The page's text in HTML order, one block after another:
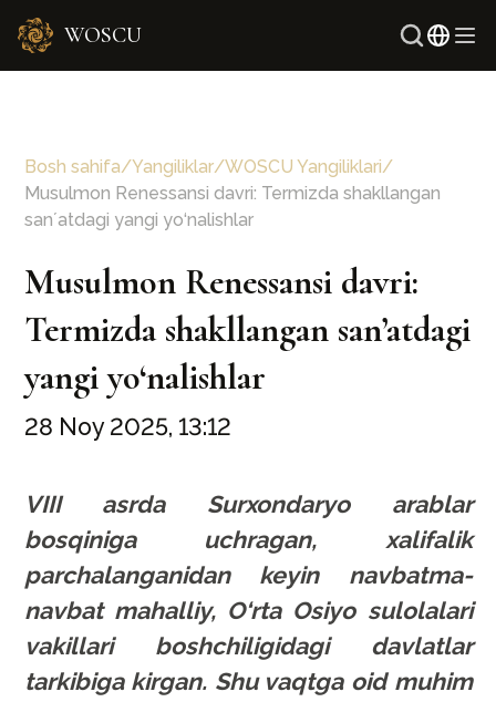
WOSCU
Bosh sahifa/Yangiliklar/WOSCU Yangiliklari/
Musulmon Renessansi davri: Termizda shakllangan
sanʼatdagi yangi yo‘nalishlar
Musulmon Renessansi davri:
Termizda shakllangan sanʼatdagi
yangi yo‘nalishlar
28 Noy 2025, 13:12
VIII asrda Surxondaryo arablar
bosqiniga uchragan, xalifalik
parchalanganidan keyin navbatma-
navbat mahalliy, O‘rta Osiyo sulolalari
vakillari boshchiligidagi davlatlar
tarkibiga kirgan. Shu vaqtga oid muhim